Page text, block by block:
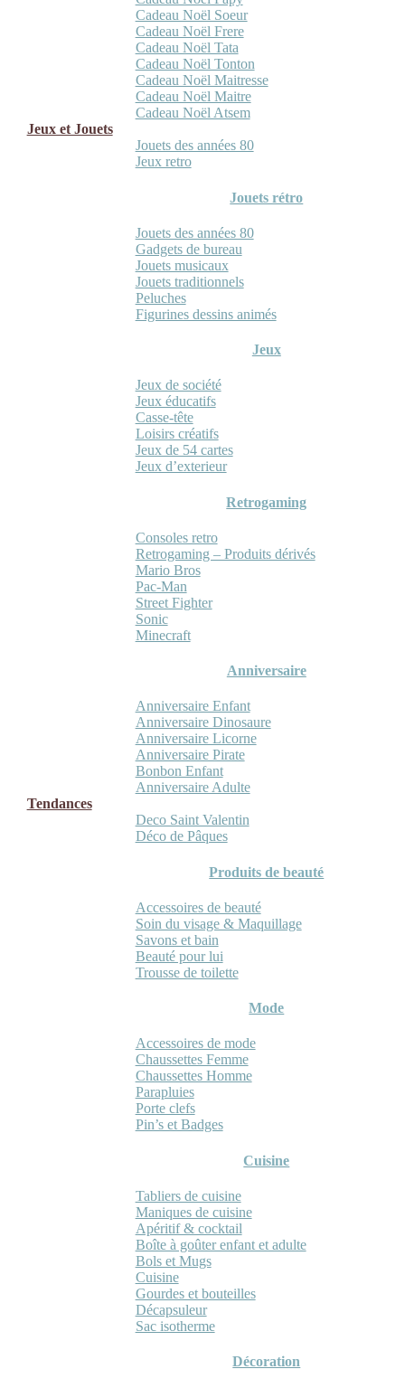
Cadeau Noël Soeur
Cadeau Noël Frere
Cadeau Noël Tata
Cadeau Noël Tonton
Cadeau Noël Maitresse
Cadeau Noël Maitre
Cadeau Noël Atsem
Jeux et Jouets
Jouets des années 80
Jeux retro
Jouets rétro
Jouets des années 80
Gadgets de bureau
Jouets musicaux
Jouets traditionnels
Peluches
Figurines dessins animés
Jeux
Jeux de société
Jeux éducatifs
Casse-tête
Loisirs créatifs
Jeux de 54 cartes
Jeux d’exterieur
Retrogaming
Consoles retro
Retrogaming – Produits dérivés
Mario Bros
Pac-Man
Street Fighter
Sonic
Minecraft
Anniversaire
Anniversaire Enfant
Anniversaire Dinosaure
Anniversaire Licorne
Anniversaire Pirate
Bonbon Enfant
Anniversaire Adulte
Tendances
Deco Saint Valentin
Déco de Pâques
Produits de beauté
Accessoires de beauté
Soin du visage & Maquillage
Savons et bain
Beauté pour lui
Trousse de toilette
Mode
Accessoires de mode
Chaussettes Femme
Chaussettes Homme
Parapluies
Porte clefs
Pin’s et Badges
Cuisine
Tabliers de cuisine
Maniques de cuisine
Apéritif & cocktail
Boîte à goûter enfant et adulte
Bols et Mugs
Cuisine
Gourdes et bouteilles
Décapsuleur
Sac isotherme
Décoration